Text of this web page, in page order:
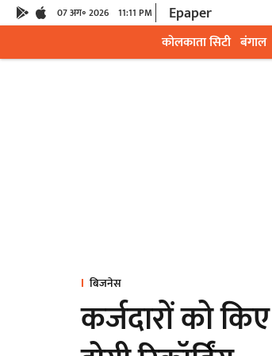
07 अग॰ 2026 11:11 PM Epaper
कोलकाता सिटी बंगाल
बिजनेस
कर्जदारों को